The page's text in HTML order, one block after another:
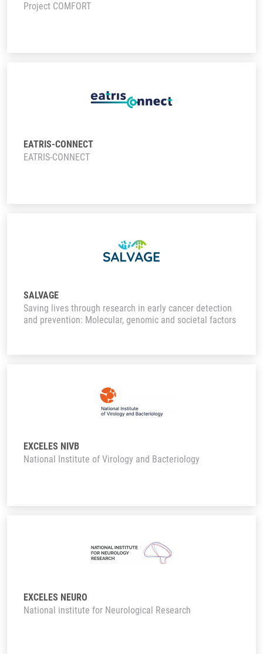
Project COMFORT
EATRIS-CONNECT
EATRIS-CONNECT
SALVAGE
Saving lives through research in early cancer detection
and prevention: Molecular, genomic and societal factors
EXCELES NIVB
National Institute of Virology and Bacteriology
EXCELES NEURO
National institute for Neurological Research